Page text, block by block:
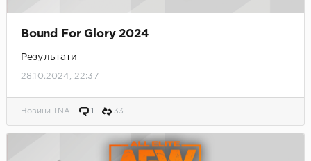
Bound For Glory 2024
Результати
28.10.2024, 22:37
Новини TNA 1 33